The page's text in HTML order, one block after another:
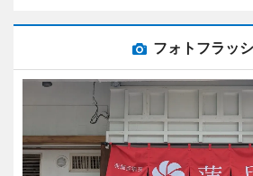
フォトフラッ